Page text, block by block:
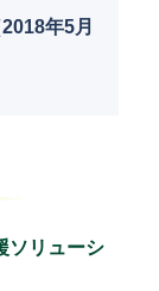
年5月
ソリューシ